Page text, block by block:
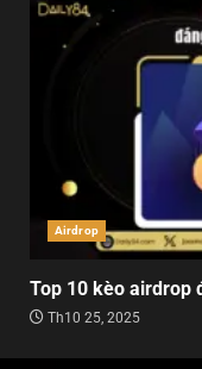
Airdrop
Top 10 kèo airdrop
Th10 25, 2025